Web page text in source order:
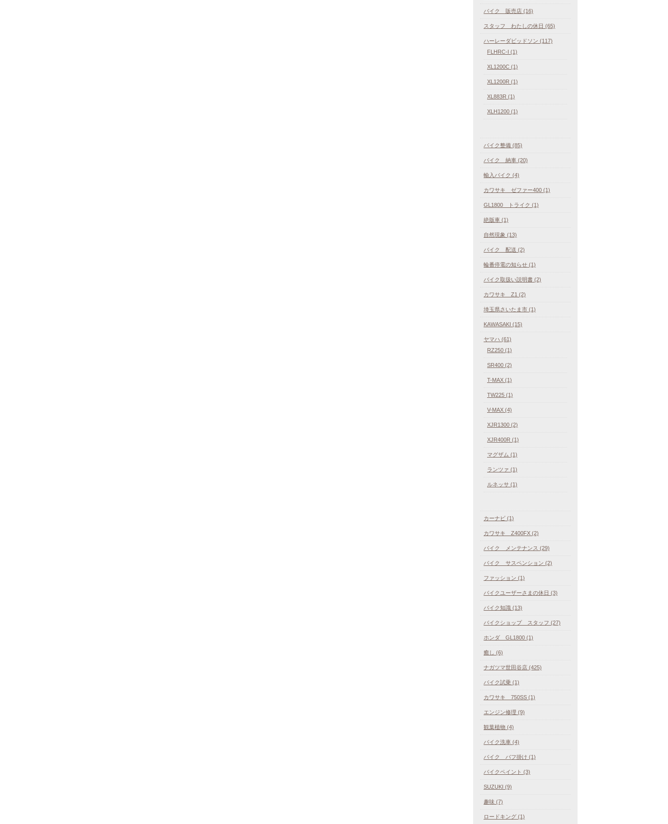
バイク 販売店 (16)
スタッフ わたしの休日 (65)
ハーレーダビッドソン (117)
FLHRC-I (1)
XL1200C (1)
XL1200R (1)
XL883R (1)
XLH1200 (1)
バイク整備 (85)
バイク 納車 (20)
輸入バイク (4)
カワサキ ゼファー400 (1)
GL1800 トライク (1)
絶版車 (1)
自然現象 (13)
バイク 配送 (2)
輪番停電の知らせ (1)
バイク取扱い説明書 (2)
カワサキ Z1 (2)
埼玉県さいたま市 (1)
KAWASAKI (15)
ヤマハ (61)
RZ250 (1)
SR400 (2)
T-MAX (1)
TW225 (1)
V-MAX (4)
XJR1300 (2)
XJR400R (1)
マグザム (1)
ランツァ (1)
ルネッサ (1)
カーナビ (1)
カワサキ Z400FX (2)
バイク メンテナンス (29)
バイク サスペンション (2)
ファッション (1)
バイクユーザーさまの休日 (3)
バイク知識 (13)
バイクショップ スタッフ (27)
ホンダ GL1800 (1)
癒し (6)
ナガツマ世田谷店 (425)
バイク試乗 (1)
カワサキ 750SS (1)
エンジン修理 (9)
観葉植物 (4)
バイク洗車 (4)
バイク バフ掛け (1)
バイクペイント (3)
SUZUKI (9)
趣味 (7)
ロードキング (1)